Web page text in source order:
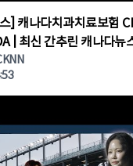
] 캐나다치과치료보험
| 최신 간추린 캐나다뉴스
스